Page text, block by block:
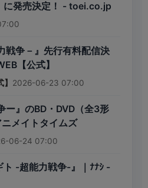
発売決定！ - toei.co.jp
戦争－』先行有料配信決
【公式】
2026-06-23 07:00
ー』のBD・DVD（全3形
メイトタイムズ
06-24 07:00
-超能力戦争-』｜ﾅﾅｼ -